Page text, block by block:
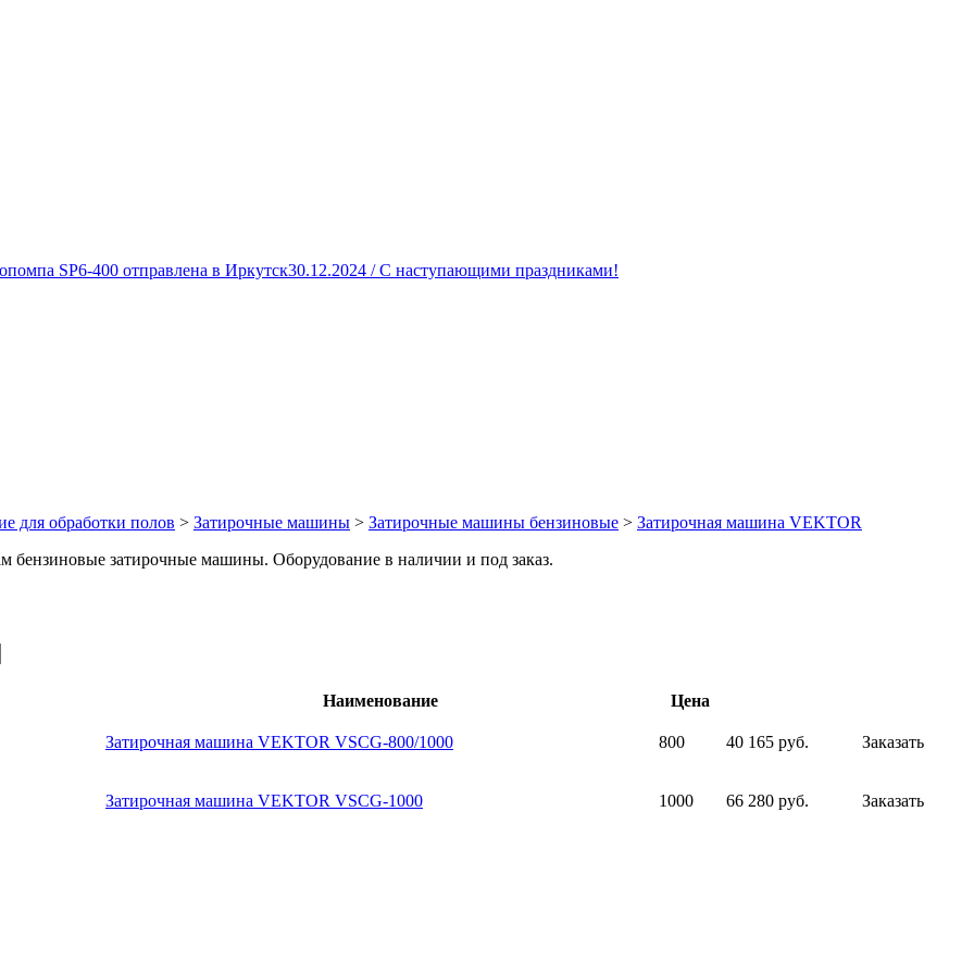
SP6-400 отправлена в Иркутск30.12.2024 /С наступающими праздниками!
для обработки полов > Затирочные машины > Затирочные машины бензиновые > Затирочная машина VEKTOR
затирочные машины. Оборудование в наличии и под заказ.
Наименование Цена
Затирочная машина VEKTOR VSCG-800/1000 800 40 165 руб. Заказать
Затирочная машина VEKTOR VSCG-1000 1000 66 280 руб. Заказать